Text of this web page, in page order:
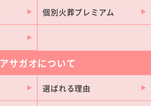
津島市
個別火葬プレミアム
アサガオについて
選ばれる理由